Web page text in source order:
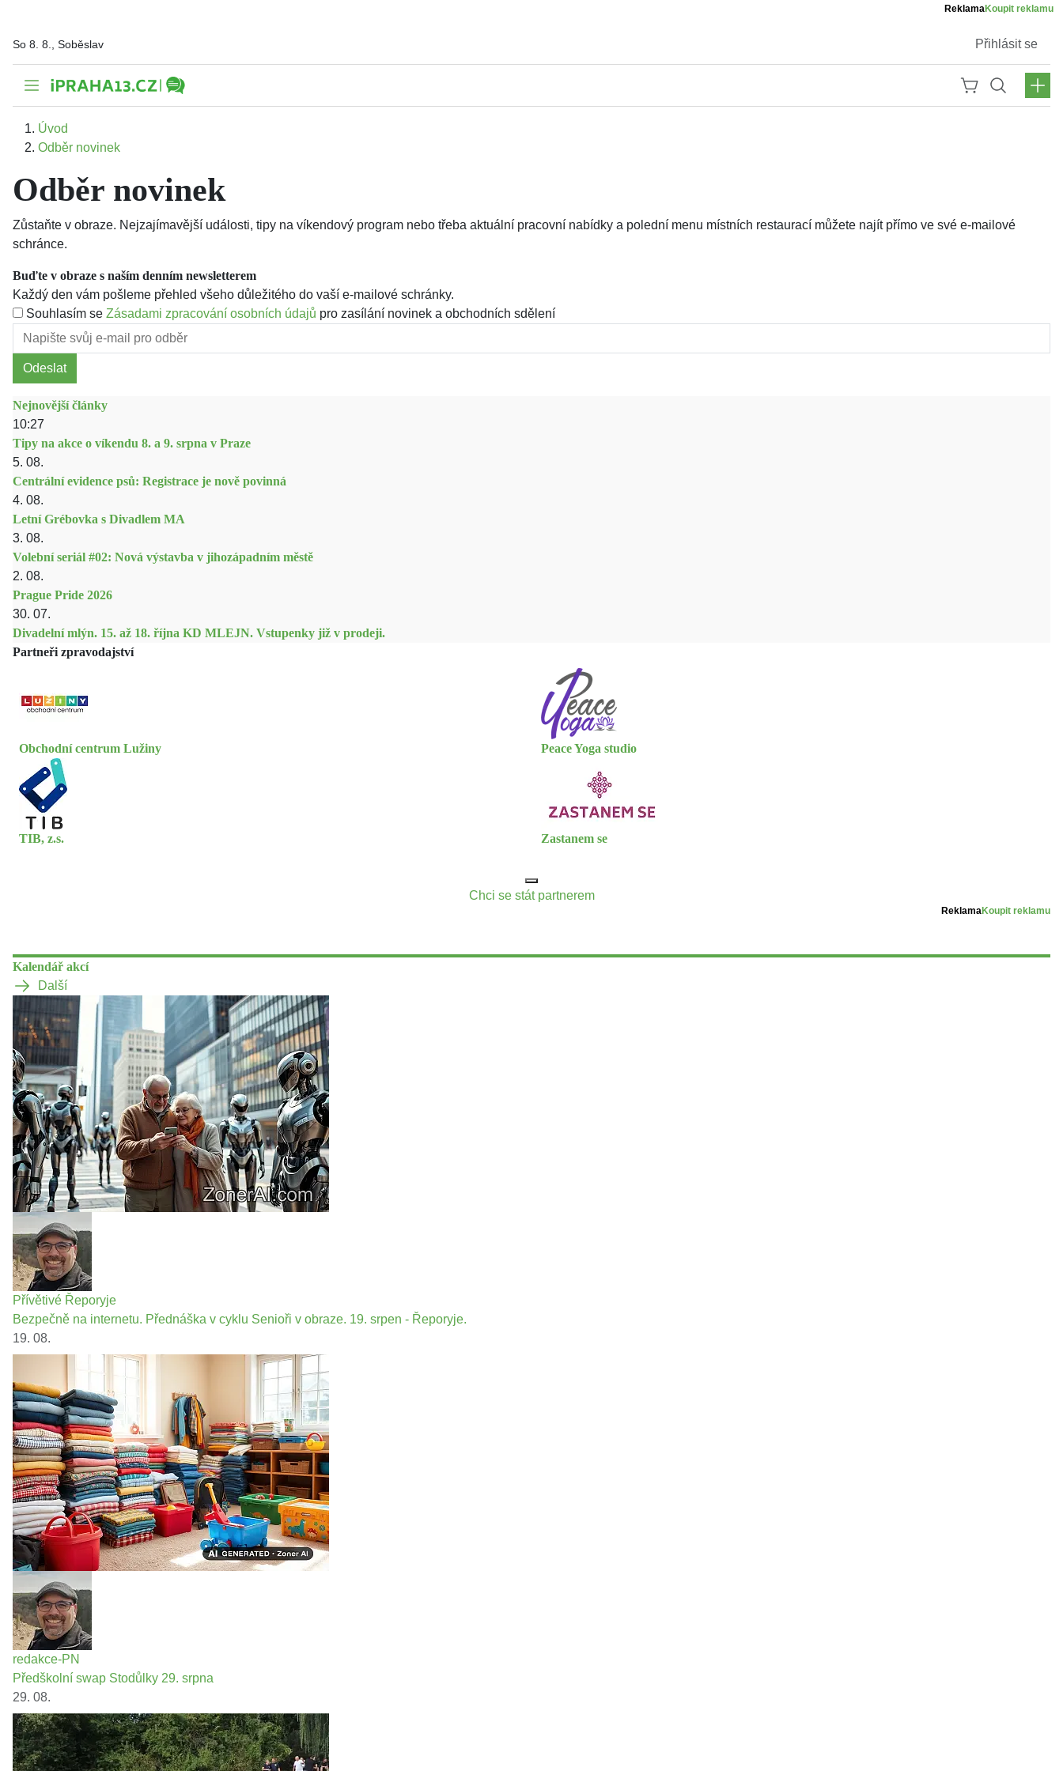
ReklamaKoupit reklamu
So 8. 8., Soběslav Přihlásit se
Úvod
Odběr novinek
Odběr novinek
Zůstaňte v obraze. Nejzajímavější události, tipy na víkendový program nebo třeba aktuální pracovní nabídky a polední menu místních restaurací můžete najít přímo ve své e-mailové
schránce.
Buďte v obraze s naším denním newsletterem
Každý den vám pošleme přehled všeho důležitého do vaší e-mailové schránky.
Souhlasím se Zásadami zpracování osobních údajů pro zasílání novinek a obchodních sdělení
Odeslat
Nejnovější články
10:27
Tipy na akce o víkendu 8. a 9. srpna v Praze
5. 08.
Centrální evidence psů: Registrace je nově povinná
4. 08.
Letní Grébovka s Divadlem MA
3. 08.
Volební seriál #02: Nová výstavba v jihozápadním městě
2. 08.
Prague Pride 2026
30. 07.
Divadelní mlýn. 15. až 18. října KD MLEJN. Vstupenky již v prodeji.
Partneři zpravodajství
Obchodní centrum Lužiny Peace Yoga studio
TIB, z.s. Zastanem se
Chci se stát partnerem
ReklamaKoupit reklamu
Kalendář akcí
Další
Přívětivé Řeporyje
Bezpečně na internetu. Přednáška v cyklu Senioři v obraze. 19. srpen - Řeporyje.
19. 08.
redakce-PN
Předškolní swap Stodůlky 29. srpna
29. 08.